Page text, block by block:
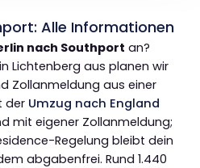
Alle Informationen
nach Southport an?
Lichtenberg aus planen wir
Zollanmeldung aus einer
der Umzug nach England
mit eigener Zollanmeldung;
Regelung bleibt dein
abgabenfrei. Rund 1.440